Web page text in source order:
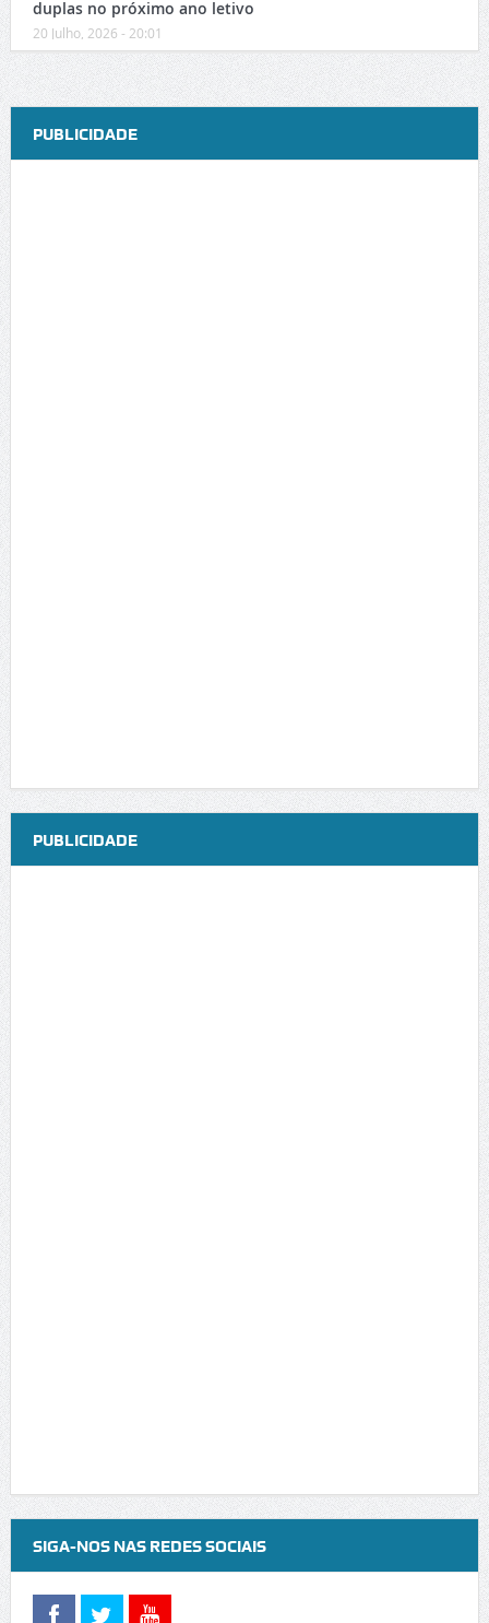
duplas no próximo ano letivo
20 Julho, 2026 - 20:01
PUBLICIDADE
PUBLICIDADE
SIGA-NOS NAS REDES SOCIAIS